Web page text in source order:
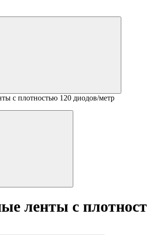
с плотностью 120 диодов/метр
ленты с